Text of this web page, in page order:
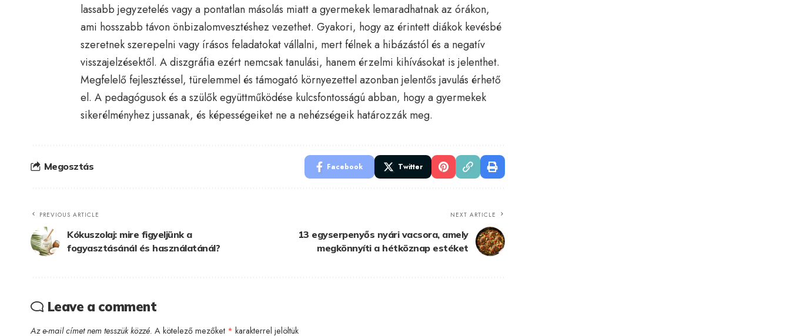
lassabb jegyzetelés vagy a pontatlan másolás miatt a gyermekek lemaradhatnak az órákon,
ami hosszabb távon önbizalomvesztéshez vezethet. Gyakori, hogy az érintett diákok kevésbé
szeretnek szerepelni vagy írásos feladatokat vállalni, mert félnek a hibázástól és a negatív
visszajelzésektől. A diszgráfia ezért nemcsak tanulási, hanem érzelmi kihívásokat is jelenthet.
Megfelelő fejlesztéssel, türelemmel és támogató környezettel azonbanjelentős javulás érhető
el. A pedagógusok és a szülők együttműködése kulcsfontosságú abban, hogy a gyermekek
sikerélményhez jussanak, és képességeiket ne a nehézségeik határozzák meg.
Megosztás Facebook Twitter
PREVIOUS ARTICLE
Kókuszolaj: mire figyeljünk a
fogyasztásánál és használatánál?
NEXT ARTICLE
13 egyserpenyős nyári vacsora, amely
megkönnyíti a hétköznap estéket
Leave a comment
Az e-mail címet nem tesszük közzé. A kötelező mezőket * karakterrel jelöltük